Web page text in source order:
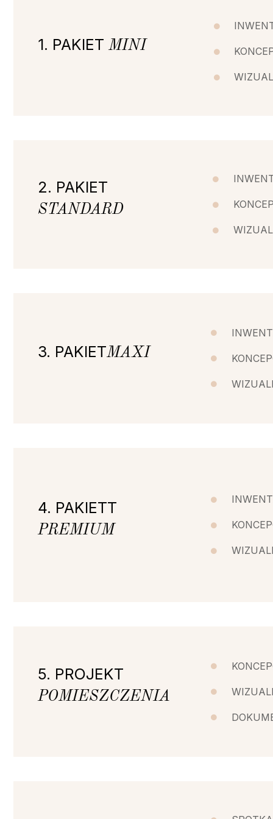
1. PAKIETMINI
2. PAKIET
STANDARD
3. PAKIETMAXI
4. PAKIETT
PREMIUM
5. PROJEKT
POMIESZCZENIA